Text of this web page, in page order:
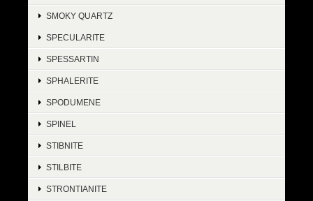
SMOKY QUARTZ
SPECULARITE
SPESSARTIN
SPHALERITE
SPODUMENE
SPINEL
STIBNITE
STILBITE
STRONTIANITE